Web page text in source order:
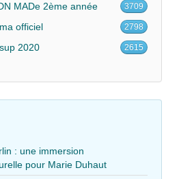
MADe 2ème année 3709
officiel 2798
2020 2615
: une immersion
pour Marie Duhaut